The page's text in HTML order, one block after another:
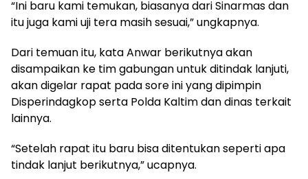
“Ini baru kami temukan, biasanya dari Sinarmas dan
itu juga kami uji tera masih sesuai,” ungkapnya.
Dari temuan itu, kata Anwar berikutnya akan
disampaikan ke tim gabungan untuk ditindak lanjuti,
akan digelar rapat pada sore ini yang dipimpin
Disperindagkop serta Polda Kaltim dan dinas terkait
lainnya.
“Setelah rapat itu baru bisa ditentukan seperti apa
tindak lanjut berikutnya,” ucapnya.